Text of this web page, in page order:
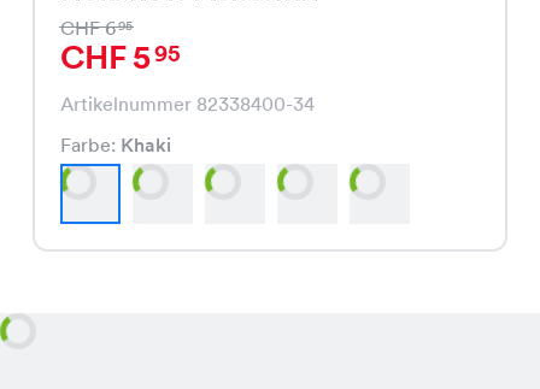
CHF 695
CHF 595
Artikelnummer 82338400-34
Farbe: Khaki